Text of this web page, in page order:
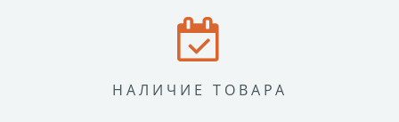
НАЛИЧИЕ ТОВАРА